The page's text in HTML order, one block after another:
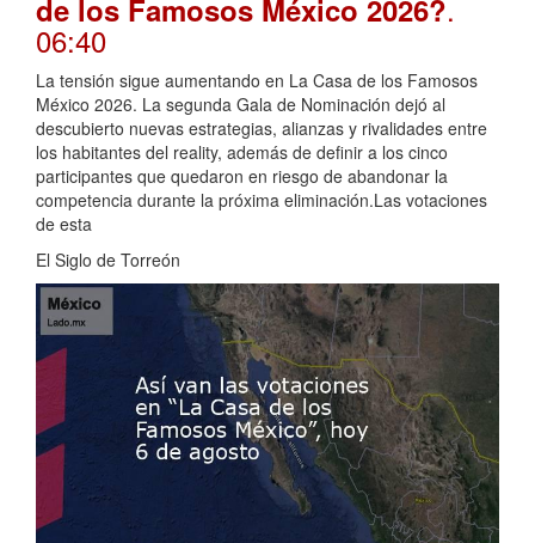
de los Famosos México 2026?.
06:40
La tensión sigue aumentando en La Casa de los Famosos
México 2026. La segunda Gala de Nominación dejó al
descubierto nuevas estrategias, alianzas y rivalidades entre
los habitantes del reality, además de definir a los cinco
participantes que quedaron en riesgo de abandonar la
competencia durante la próxima eliminación.Las votaciones
de esta
El Siglo de Torreón